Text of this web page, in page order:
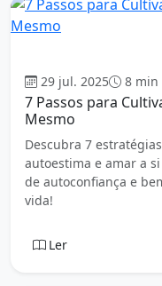
29 jul. 2025 8 min
7 Passos para
Mesmo
Descubra 7
autoestima e amar a
de autoconfiança e
vida!
Ler